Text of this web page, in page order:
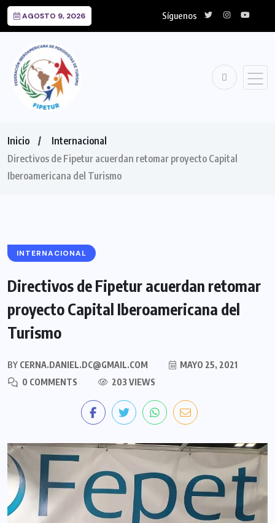
AGOSTO 9, 2026 Síguenos
Inicio
Internacional
Directivos de Fipetur acuerdan retomar proyecto Capital
Iberoamericana del Turismo
INTERNACIONAL
Directivos de Fipetur acuerdan retomar
proyecto Capital Iberoamericana del
Turismo
BY CERNA.DANIEL.DC@GMAIL.COM
MAYO 25, 2021
0 COMMENTS
203 VIEWS